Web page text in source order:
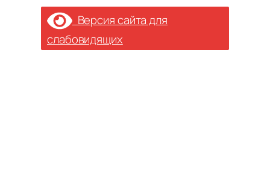
Версия сайта для
слабовидящих